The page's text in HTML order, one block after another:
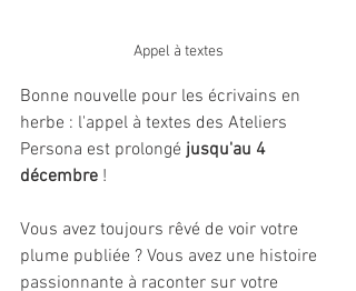
Appel à textes
Bonne nouvelle pour les écrivains en
herbe : l'appel à textes des Ateliers
Persona est prolongé jusqu'au 4
décembre ! ️
Vous avez toujours rêvé de voir votre
plume publiée ? Vous avez une histoire
passionnante à raconter sur votre